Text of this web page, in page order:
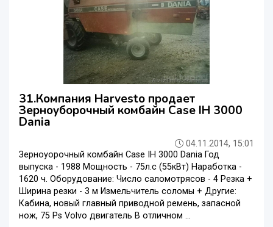
31.Компания Harvesto продает
Зерноуборочный комбайн Case IH 3000
Dania
04.11.2014, 15:01
Зерноуорочный комбайн Case IH 3000 Dania Год
выпуска - 1988 Мощность - 75л.с (55кВт) Наработка -
1620 ч. Оборудование: Число саломотрясов - 4 Резка +
Ширина резки - 3 м Измельчитель соломы + Другие:
Кабина, новый главный приводной ремень, запасной
нож, 75 Ps Volvo двигатель В отличном ...